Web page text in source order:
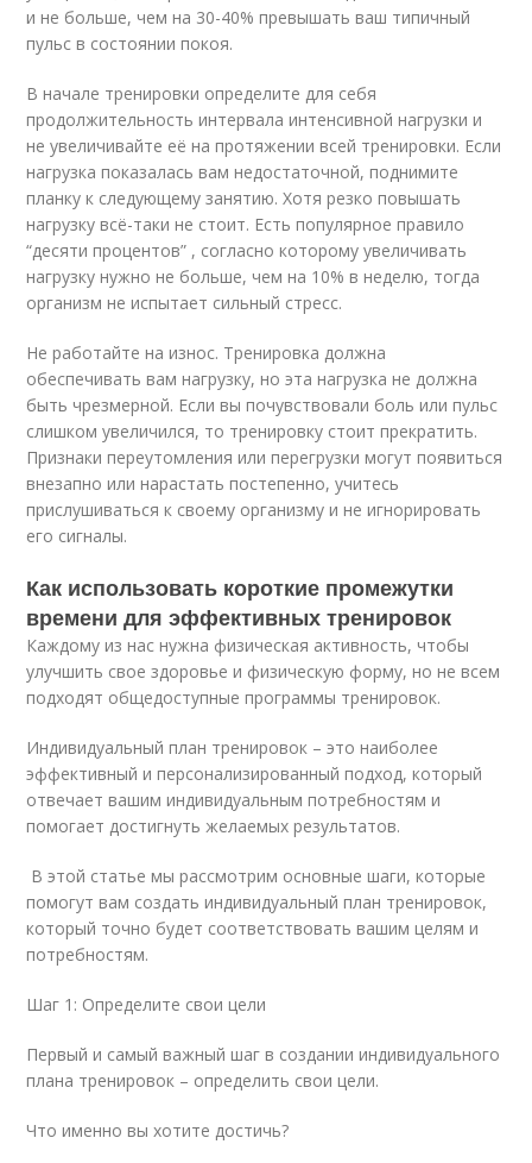
и не больше, чем на 30-40% превышать ваш типичный
пульс в состоянии покоя.
В начале тренировки определите для себя
продолжительность интервала интенсивной нагрузки и
не увеличивайте её на протяжении всей тренировки. Если
нагрузка показалась вам недостаточной, поднимите
планку к следующему занятию. Хотя резко повышать
нагрузку всё-таки не стоит. Есть популярное правило
“десяти процентов” , согласно которому увеличивать
нагрузку нужно не больше, чем на 10% в неделю, тогда
организм не испытает сильный стресс.
Не работайте на износ. Тренировка должна
обеспечивать вам нагрузку, но эта нагрузка не должна
быть чрезмерной. Если вы почувствовали боль или пульс
слишком увеличился, то тренировку стоит прекратить.
Признаки переутомления или перегрузки могут появиться
внезапно или нарастать постепенно, учитесь
прислушиваться к своему организму и не игнорировать
его сигналы.
Как использовать короткие промежутки
времени для эффективных тренировок
Каждому из нас нужна физическая активность, чтобы
улучшить свое здоровье и физическую форму, но не всем
подходят общедоступные программы тренировок.
Индивидуальный план тренировок – это наиболее
эффективный и персонализированный подход, который
отвечает вашим индивидуальным потребностям и
помогает достигнуть желаемых результатов.
В этой статье мы рассмотрим основные шаги, которые
помогут вам создать индивидуальный план тренировок,
который точно будет соответствовать вашим целям и
потребностям.
Шаг 1: Определите свои цели
Первый и самый важный шаг в создании индивидуального
плана тренировок – определить свои цели.
Что именно вы хотите достичь?